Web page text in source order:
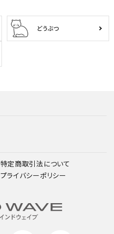
どうぶつ
特定商取引法について
プライバシーポリシー